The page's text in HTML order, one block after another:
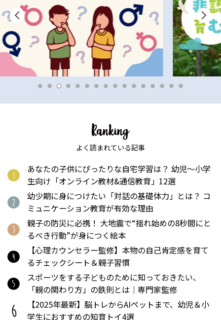
よく読まれている記事
あなたの子供にぴったりな自宅学習は？ 幼児〜小学
生向け「オンライン教材&通信教育」12選
幼少期に身につけたい「対話の基礎体力」とは？ コ
ミュニケーション教育が有効な理由
親子の防災に必携！ 大地震で“揺れ始めの8秒間にと
るべき行動”が身につく絵本
【心理カウンセラー監修】本物の自己肯定感を育て
るチェックシート＆親子習慣
スポーツをする子どものために知っておきたい、
「親の関わり方」の鉄則とは｜専門家監修
【2025年最新】脳トレからAIペットまで、幼児＆小
学生におすすめの知育トイ4選